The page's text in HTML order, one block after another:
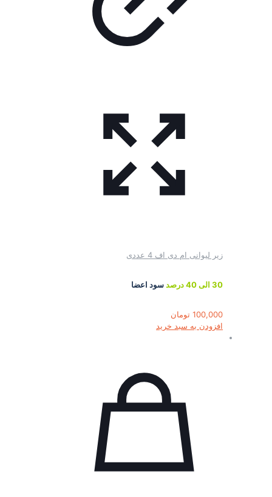
زیر لیوانی ام دی اف 4 عددی
30 الی 40 درصد سود اعضا
100,000 تومان
افزودن به سبد خرید